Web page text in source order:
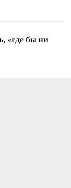
«где бы ни